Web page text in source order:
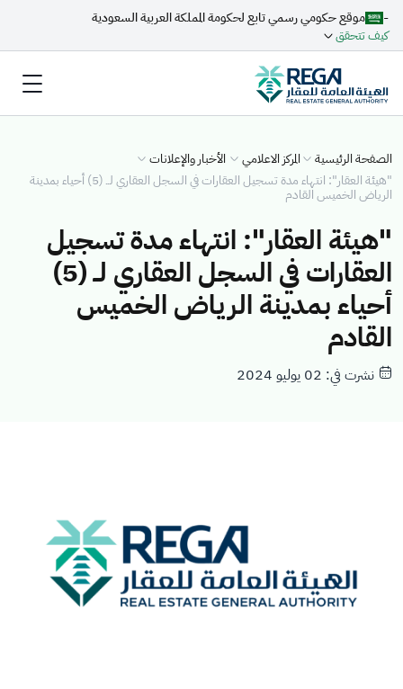
-
موقع حكومي رسمي تابع لحكومة المملكة العربية السعودية
كيف تتحقق
الصفحة الرئيسية المركز الاعلامي
الأخبار والإعلانات
"هيئة العقار": انتهاء مدة تسجيل العقارات في السجل العقاري لــ (5) أحياء بمدينة
الرياض الخميس القادم
"هيئة العقار": انتهاء مدة تسجيل
العقارات في السجل العقاري لــ (5)
أحياء بمدينة الرياض الخميس
القادم
نشرت في: 02 يوليو 2024